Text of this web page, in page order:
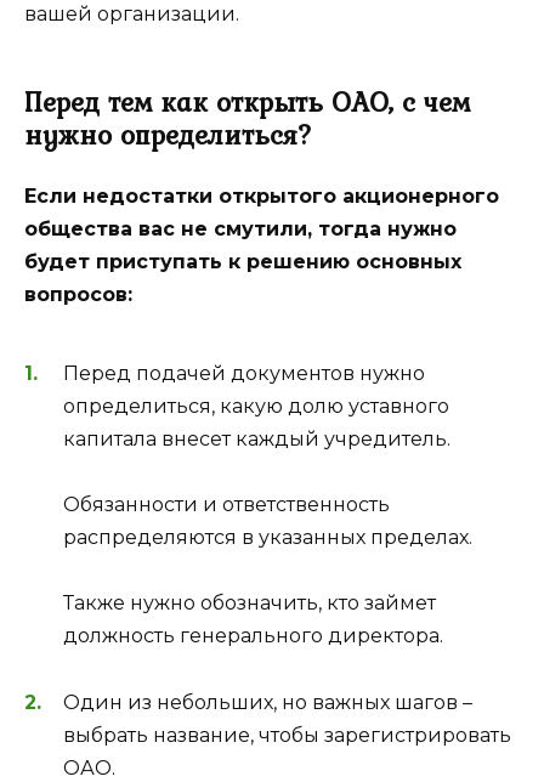
вашей организации.
Перед тем как открыть ОАО, с чем
нужно определиться?
Если недостатки открытого акционерного
общества вас не смутили, тогда нужно
будет приступать к решению основных
вопросов:
Перед подачей документов нужно
определиться, какую долю уставного
капитала внесет каждый учредитель.
Обязанности и ответственность
распределяются в указанных пределах.
Также нужно обозначить, кто займет
должность генерального директора.
Один из небольших, но важных шагов –
выбрать название, чтобы зарегистрировать
ОАО.